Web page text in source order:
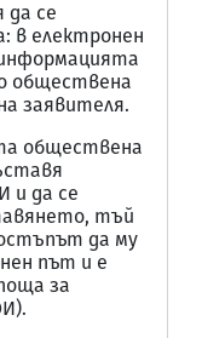
се
в електронен
обществена
заявителя.
обществена
и да се
тъй
да му
път и е
за